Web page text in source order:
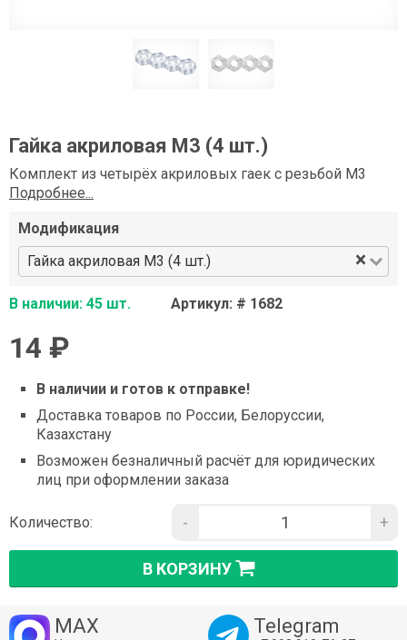
Гайка акриловая М3 (4 шт.)
Комплект из четырёх акриловых гаек с резьбой М3
Подробнее...
Модификация
Гайка акриловая М3 (4 шт.)
×
В наличии: 45 шт. Артикул: # 1682
14 ₽
В наличии и готов к отправке!
Доставка товаров по России, Белоруссии,
Казахстану
Возможен безналичный расчёт для юридических
лиц при оформлении заказа
Количество: - +
В КОРЗИНУ
MAX Telegram